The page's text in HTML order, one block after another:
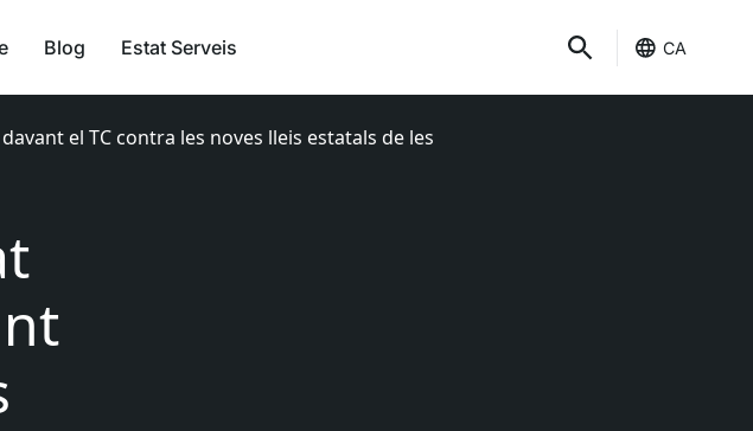
Blog Estat Serveis CA
el TC contra les noves lleis estatals de les